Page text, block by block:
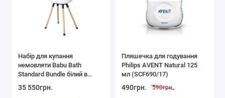
Набір для купання
немовляти Babu Bath
Standard Bundle білий в
підставка, шланг, лоток і
35 550грн.
Пляшечка для годування
Philips AVENT Natural 125
мл (SCF690/17)
490грн. 590грн.